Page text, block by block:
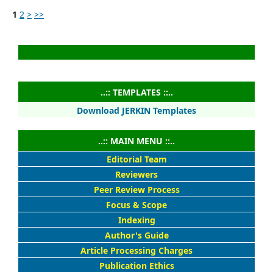
1 2 > >>
..:: TEMPLATES ::..
Download JERKIN Templates
..:: MAIN MENU ::..
Editorial Team
Reviewers
Peer Review Process
Focus & Scope
Indexing
Author's Guide
Article Processing Charges
Publication Ethics